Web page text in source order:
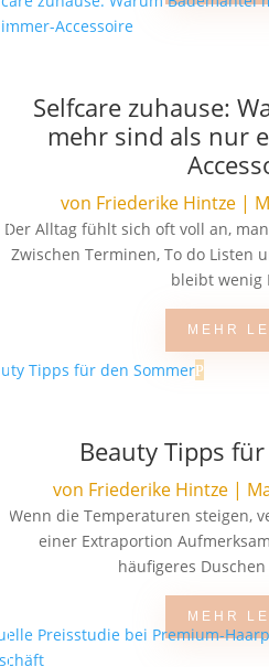
Selfcare zuhause:
mehr sind als nur
von Friederike Hintze |
Der Alltag fühlt sich oft voll an,
Zwischen Terminen, To do Listen
bleibt wenig
MEHR
Beauty Tipps
von Friederike Hintze|
Wenn die Temperaturen steigen,
einer Extraportion
häufigeres
MEHR